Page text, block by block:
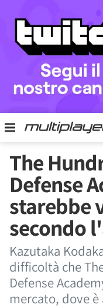
The
Defense
starebbe
secondo
Kazutaka
difficoltà che
Defense
mercato, dove